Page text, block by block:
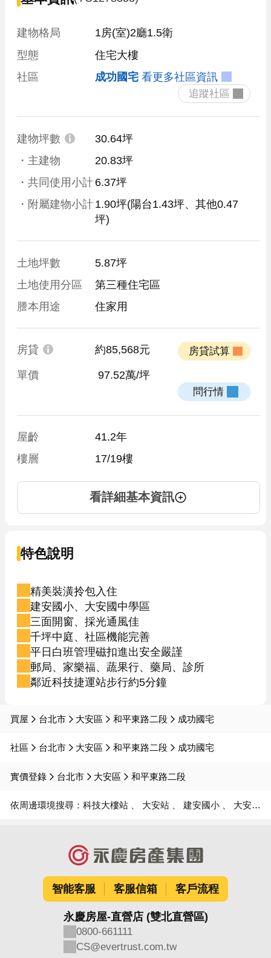
建物格局
1房(室)2廳1.5衛
型態
住宅大樓
社區
成功國宅 看更多社區資訊
建物坪數
30.64坪
・主建物
20.83坪
・共同使用小計 6.37坪
・附屬建物小計 1.90坪(陽台1.43坪、其他0.47
坪)
土地坪數
5.87坪
土地使用分區
第三種住宅區
謄本用途
住家用
房貸 約85,568元
單價 97.52萬/坪
屋齡
41.2年
樓層
17/19樓
看詳細基本資訊
特色說明
精美裝潢拎包入住
建安國小、大安國中學區
三面開窗、採光通風佳
千坪中庭、社區機能完善
平日白班管理磁扣進出安全嚴謹
郵局、家樂福、蔬果行、藥局、診所
鄰近科技捷運站步行約5分鐘
買屋 台北市 大安區 和平東路二段 成功國宅
社區 台北市 大安區 和平東路二段 成功國宅
實價登錄 台北市 大安區 和平東路二段
依周邊環境搜尋： 科技大樓站 大安站 建安國小 大安國中
智能客服 客服信箱 客戶流程
永慶房屋-直營店 (雙北直營區)
0800-661111
CS@evertrust.com.tw